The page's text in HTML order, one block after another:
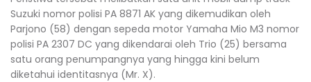
Suzuki nomor polisi PA 8871 AK yang dikemudikan oleh
Parjono (58) dengan sepeda motor Yamaha Mio M3 nomor
polisi PA 2307 DC yang dikendarai oleh Trio (25) bersama
satu orang penumpangnya yang hingga kini belum
diketahui identitasnya (Mr. X).